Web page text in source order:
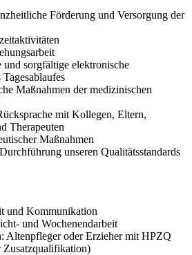
Förderung und Versorgung der
und sorgfältige elektronische
Maßnahmen der medizinischen
mit Kollegen, Eltern,
Therapeuten
Maßnahmen
unseren Qualitätsstandards
und Kommunikation
und Wochenendarbeit
Altenpfleger oder Erzieher mit HPZQ
Zusatzqualifikation)